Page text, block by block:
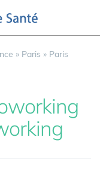
» Paris » Paris